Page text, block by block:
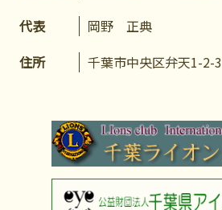
代表
岡野 正典
住所
千葉市中央区弁天1-2-3